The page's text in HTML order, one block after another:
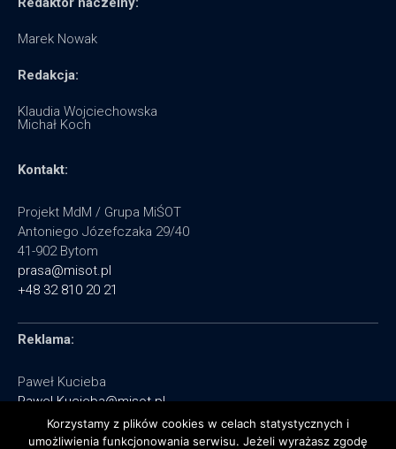
Marek Nowak
Redakcja:
Klaudia Wojciechowska
Michał Koch
Kontakt:
Projekt MdM / Grupa MiŚOT
Antoniego Józefczaka 29/40
41-902 Bytom
prasa@misot.pl
+48 32 810 20 21
Reklama:
Paweł Kucieba
Pawel.Kucieba@misot.pl
+48 602 495 064
Korzystamy z plików cookies w celach statystycznych i
umożliwienia funkcjonowania serwisu. Jeżeli wyrażasz zgodę